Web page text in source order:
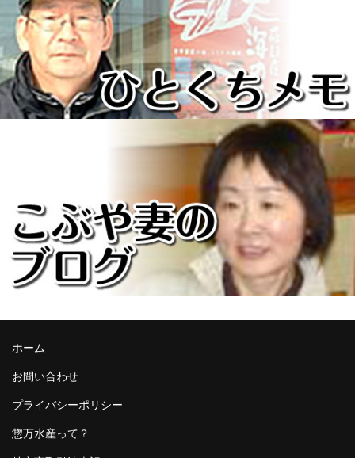
ホーム
お問い合わせ
プライバシーポリシー
惣万水産って？